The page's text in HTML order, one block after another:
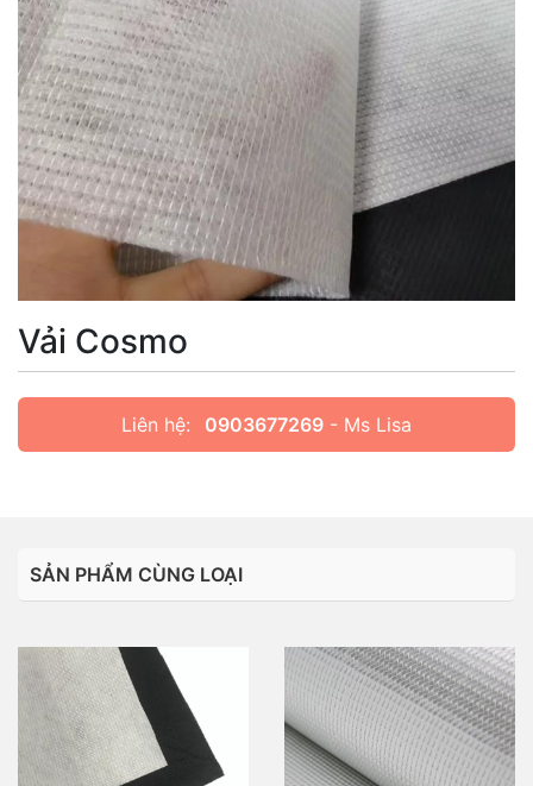
Vải Cosmo
Liên hệ: 0903677269 - Ms Lisa
SẢN PHẨM CÙNG LOẠI